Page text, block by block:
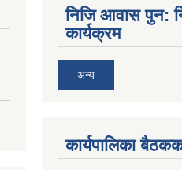
निजि आवास पुन:
कार्यक्रम
अन्य
कार्यपालिका